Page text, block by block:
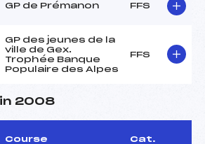
GP de Prémanon FFS
GP des jeunes de la
ville de Gex.
Trophée Banque
Populaire des Alpes
FFS
2008
Course Cat.